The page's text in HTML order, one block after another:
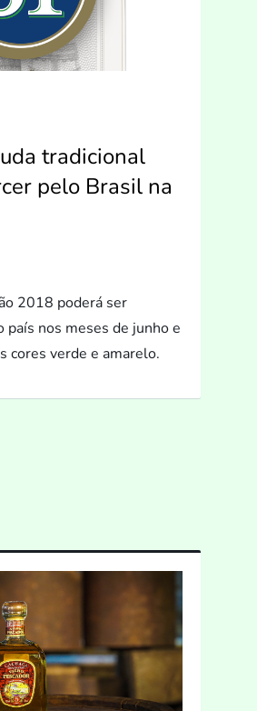
tradicional
pelo Brasil na
2018 poderá ser
país nos meses de junho e
cores verde e amarelo.